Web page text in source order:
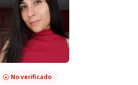
No verificado